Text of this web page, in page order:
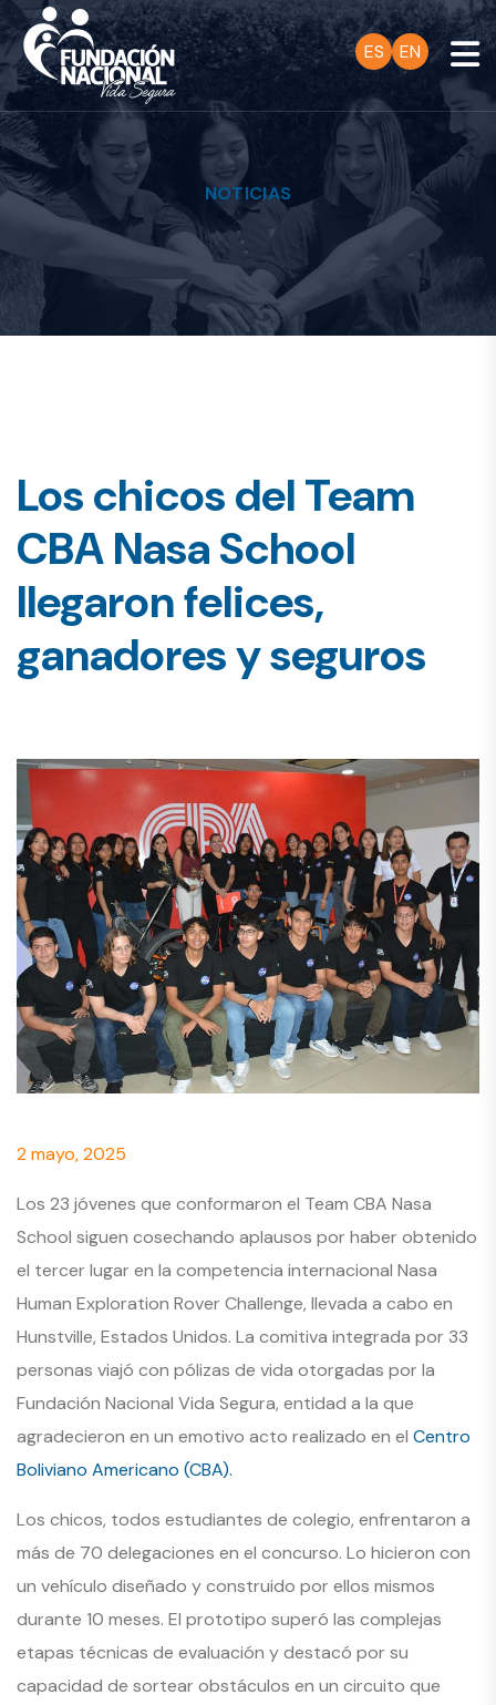
ES EN
NOTICIAS
Los chicos del Team
CBA Nasa School
llegaron felices,
ganadores y seguros
2 mayo, 2025
Los 23 jóvenes que conformaron el Team CBA Nasa
School siguen cosechando aplausos por haber obtenido
el tercer lugar en la competencia internacional Nasa
Human Exploration Rover Challenge, llevada a cabo en
Hunstville, Estados Unidos. La comitiva integrada por 33
personas viajó con pólizas de vida otorgadas por la
Fundación Nacional Vida Segura, entidad a la que
agradecieron en un emotivo acto realizado en el Centro
Boliviano Americano (CBA).
Los chicos, todos estudiantes de colegio, enfrentaron a
más de 70 delegaciones en el concurso. Lo hicieron con
un vehículo diseñado y construido por ellos mismos
durante 10 meses. El prototipo superó las complejas
etapas técnicas de evaluación y destacó por su
capacidad de sortear obstáculos en un circuito que